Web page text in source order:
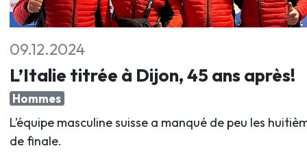
09.12.2024
L’Italie titrée à Dijon, 45 ans après!
Hommes
L’équipe masculine suisse a manqué de peu les
de finale.